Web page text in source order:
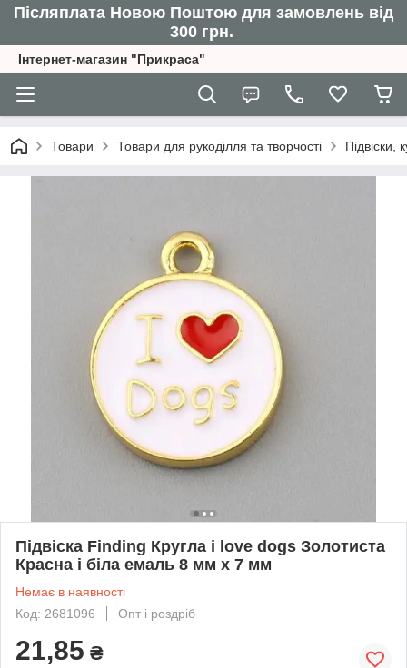
Післяплата Новою Поштою для замовлень від
300 грн.
Інтернет-магазин "Прикраса"
Товари Товари для рукоділля та творчості
Підвіска Finding Кругла i love dogs Золотиста
Красна і біла емаль 8 мм x 7 мм
Немає в наявності
Код: 2681096
Опт і роздріб
21,85 ₴